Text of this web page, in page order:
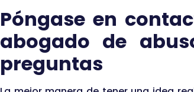
Póngase en
abogado de
preguntas